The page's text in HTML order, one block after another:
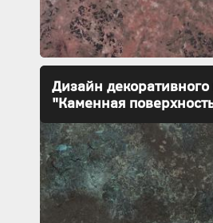
Дизайн
"Каменная